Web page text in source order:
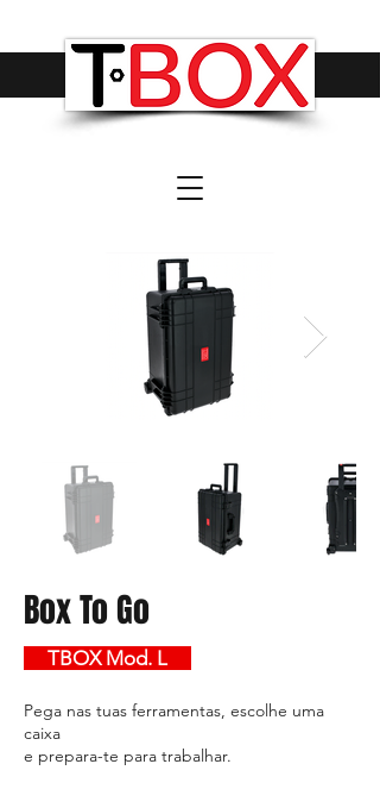
Box To Go
TBOX Mod. L
Pega nas tuas ferramentas, escolhe uma
caixa
e prepara-te para trabalhar.